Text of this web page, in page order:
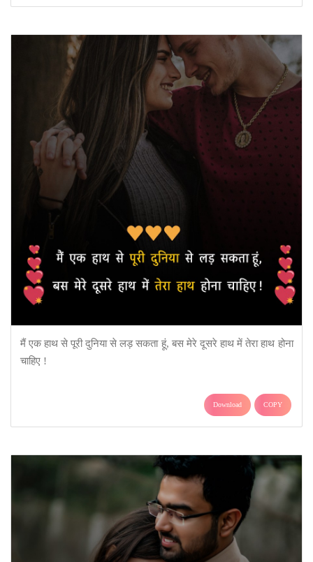
मैं एक हाथ से पूरी दुनिया से लड़ सकता हूं, बस मेरे दूसरे हाथ में तेरा हाथ होना
चाहिए !
Download COPY